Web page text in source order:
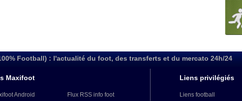
Football) : l'actualité du foot, des transferts et du mercato 24h/24
Maxifoot
Android
Flux RSS info foot
Liens privilégiés
Liens football